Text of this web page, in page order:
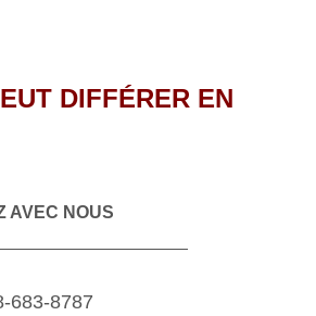
DIFFÉRER EN
AVEC NOUS
683-8787